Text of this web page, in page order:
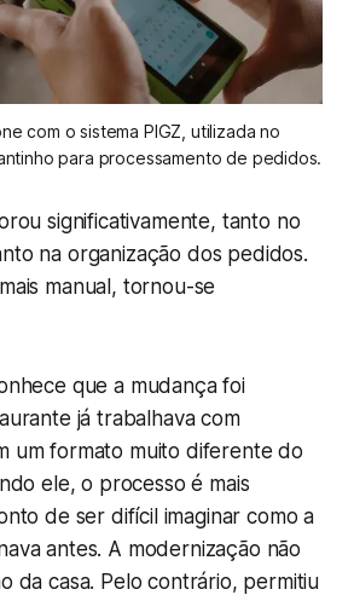
com o sistema PIGZ, utilizada no
para processamento de pedidos.
significativamente, tanto no
na organização dos pedidos.
manual, tornou-se
que a mudança foi
já trabalhava com
um formato muito diferente do
ele, o processo é mais
de ser difícil imaginar como a
antes. A modernização não
da casa. Pelo contrário, permitiu